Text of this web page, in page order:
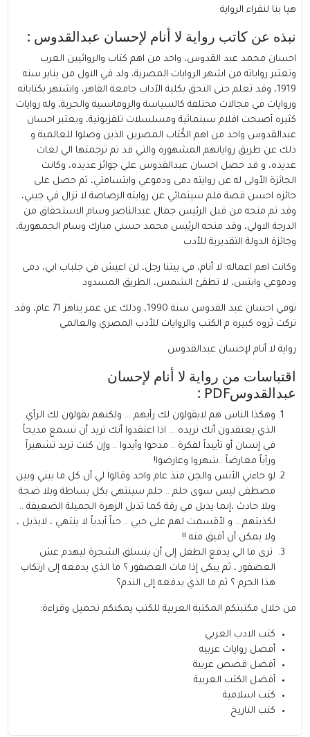
هيا بنا لنقراء الرواية
نبذه عن كاتب رواية لا أنام لإحسان عبدالقدوس :
احسان محمد عبد القدوس، واحد من اهم كتاب والروائيين العرب
وتعتبر رواياته من اشهر الروايات المصرية، ولد في الاول من يناير سنه
1919، وقد تعلم حتى التحق بكلية الآداب جامعة القاهر، واشتهر بكتاباته
وروايات في مجالات مختلفة كالسياسة والرومانسية والحرية، وله روايات
كثيره أصبحت افلام سينمائية ومسلسلات تلفزيونية، ويعتبر احسان
عبدالقدوس واحد من اهم الكُتاب المصرين الذين وصلوا للعالمية و
ذلك عن طريق رواياتهم المشهوره والتي قد تم ترجمتها الي لغات
عديده، و قد حصل احسان عبدالقدوس علي جوائز عديده، وكانت
الجائزة الأولى له عن روايته دمى ودموعي وابتسامتي، ثم حصل على
جائزه احسن قصة فلم سينمائي عن روايته الرصاصة لا تزال في جيبي،
وقد تم منحه من قبل الرئيس جمال عبدالناصر وسام الاستحقاق من
الدرجة الاولي، وقد منحه الرئيس محمد حسني مبارك وسام الجمهورية،
وجائزة الدولة التقديرية للأدب
وكانت اهم اعماله: لا أنام، في بيتنا رجل، لن اعيش في جلباب ابي، دمى
ودموعي وابتس، لا تطفئ الشمس، الطريق المسدود
توفي احسان عبد القدوس سنة 1990، وذلك عن عمر يناهز 71 عام، وقد
تركت ثروه كبيره م الكتب والروايات للأدب المصري والعالمي
رواية لا أنام لإحسان عبدالقدوس
اقتباسات من رواية لا أنام لإحسان
عبدالقدوسPDF :
وهكذا الناس هم لايقولون لك رأيهم … ولكنهم يقولون لك الرأي
الذي يعتقدون أنك تريده … اذا اعتقدوا أنك تريد أن تسمع مديحاً
في إنسان أو تأييداً لفكرة .. مدحوا وأيدوا .. وإن كنت تريد تشهيراً
ورأياً معارضاً ..شهروا وعارضوا!
لو جاءني الأنس والجن منذ عام واحد وقالوا لي أن كل ما بيني وبين
مصطفى ليس سوى حلم .. حلم سينتهي بكل بساطة وبلا ضجة
وبلا حادث ،إنما يذبل في رقة كما تذبل الزهرة الجميلة الضعيفة ..
لكذبتهم .. و لأقسمت لهم على حبي .. حباً أبدياً لا ينتهي ، لايذبل ،
ولا يمكن أن أفيق منه !!
ترى ما الي يدفع الطفل إلى أن يتسلق الشجرة ليهدم عش
العصفور ، ثم يبكي إذا مات العصفور ؟ ما الذي يدفعه إلى ارتكاب
هذا الجرم ؟ ثم ما الذي يدفعه إلى الندم؟
من خلال مكتبتكم المكتبة العربية للكتب يمكنكم تحميل وقراءة:
كتب الادب العربي
أفضل روايات عربيه
أفضل قصص عربية
أفضل الكتب العربية
كتب اسلامية
كتب التاريخ